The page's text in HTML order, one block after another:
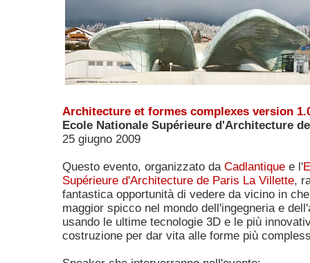
Architecture et formes complexes version
Ecole Nationale Supérieure d'Architecture
25 giugno 2009
Questo evento, organizzato da Cadlantique e l'
Supérieure d'Architecture de Paris La Villette,
fantastica opportunità di vedere da vicino in
maggior spicco nel mondo dell'ingegneria e
usando le ultime tecnologie 3D e le più
costruzione per dar vita alle forme più